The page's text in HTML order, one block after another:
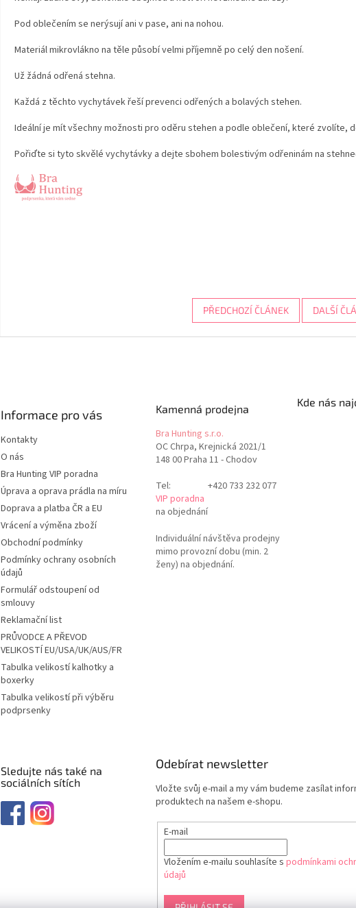
Pod oblečením se nerýsují ani v pase, ani na nohou.
Materiál mikrovlákno na těle působí velmi příjemně po celý den nošení.
Už žádná odřená stehna.
Každá z těchto vychytávek řeší prevenci odřených a bolavých stehen.
Ideální je mít všechny možnosti pro oděru stehen a podle oblečení, které zvolíte,
Pořiďte si tyto skvělé vychytávky a dejte sbohem bolestivým odřeninám na
PŘEDCHOZÍ ČLÁNEK DALŠÍ
Informace pro vás
Kontakty
O nás
Bra Hunting VIP poradna
Úprava a oprava prádla na míru
Doprava a platba ČR a EU
Vrácení a výměna zboží
Obchodní podmínky
Podmínky ochrany osobních
údajů
Formulář odstoupení od
smlouvy
Reklamační list
PRŮVODCE A PŘEVOD
VELIKOSTÍ EU/USA/UK/AUS/FR
Tabulka velikostí kalhotky a
boxerky
Tabulka velikostí při výběru
podprsenky
Kamenná prodejna
Bra Hunting s.r.o.
OC Chrpa, Krejnická 2021/1
148 00 Praha 11 - Chodov
Tel:
+420 733 232 077
VIP poradna
na objednání
Individuální návštěva prodejny
mimo provozní dobu (min. 2
ženy) na objednání.
Kde nás
Sledujte nás také na
sociálních sítích
Odebírat newsletter
Vložte svůj e-mail a my vám budeme zasílat
produktech na našem e-shopu.
E-mail
Vložením e-mailu souhlasíte s podmínkami
údajů